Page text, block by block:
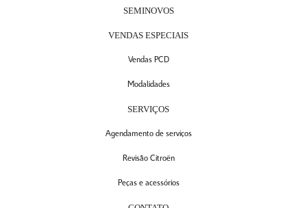
SEMINOVOS
VENDAS ESPECIAIS
Vendas PCD
Modalidades
SERVIÇOS
Agendamento de serviços
Revisão Citroën
Peças e acessórios